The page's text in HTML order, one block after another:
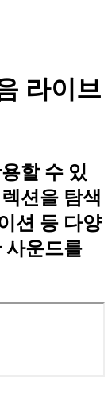
라이브
할 수 있
션을 탐색
션 등 다양
사운드를